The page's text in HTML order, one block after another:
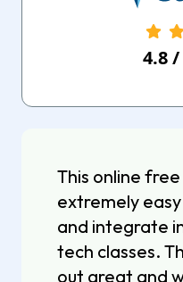
4.8/
This online
extremely
and integrate
tech classes.
out great and